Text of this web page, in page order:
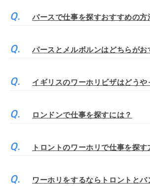
パースで仕事を探すおすすめの方
パースとメルボルンはどちらがお
イギリスのワーホリビザはどうや
ロンドンで仕事を探すには？
トロントのワーホリで仕事を探す
ワーホリをするならトロントと